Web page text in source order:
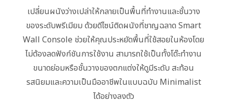
เปลี่ยนผนังว่างเปล่าให้กลายเป็นพื้นที่ทำงานและชั้นวาง
ของระดับพรีเมียม ด้วยดีไซน์ติดผนังที่ชาญฉลาด Smart
Wall Console ช่วยให้คุณประหยัดพื้นที่ใช้สอยในห้องโดย
ไม่ต้องลดฟังก์ชันการใช้งาน สามารถใช้เป็นทั้งโต๊ะทำงาน
ขนาดย่อมหรือชั้นวางของตกแต่งให้ดูมีระดับ สะท้อน
รสนิยมและความเป็นมืออาชีพในแบบฉบับ Minimalist
ได้อย่างลงตัว